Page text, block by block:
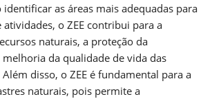
as áreas mais adequadas para
o ZEE contribui para a
naturais, a proteção da
da qualidade de vida das
disso, o ZEE é fundamental para a
naturais, pois permite a